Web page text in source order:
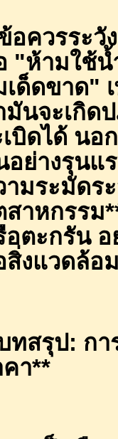
อควรระวั
"ห้ามใช้น้
เด็ดขาด"
มันจะเกิด
เบิดได้ นอ
ย่างรุนแ
ามระมัดร
สาหกรรม
อตะกรัน อ
สิ่งแวดล้อ
ทสรุป: กา
คา**